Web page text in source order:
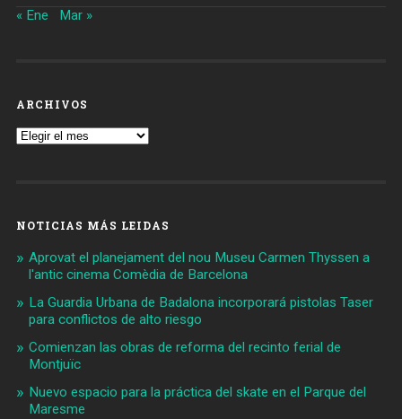
« Ene Mar »
ARCHIVOS
Archivos
NOTICIAS MÁS LEIDAS
Aprovat el planejament del nou Museu Carmen Thyssen a
l'antic cinema Comèdia de Barcelona
La Guardia Urbana de Badalona incorporará pistolas Taser
para conflictos de alto riesgo
Comienzan las obras de reforma del recinto ferial de
Montjuïc
Nuevo espacio para la práctica del skate en el Parque del
Maresme